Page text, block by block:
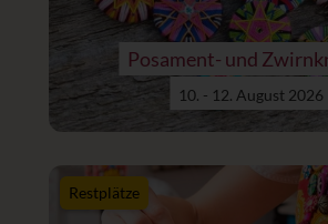
Posament- und
10. - 12. August 2026
Restplätze